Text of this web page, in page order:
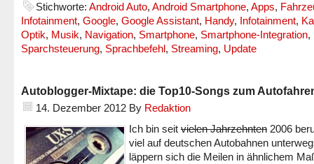
Stichworte: Android Auto, Android Smartphone, Apps,
Infotainment, Google, Google Assistant, Handy, Infotainment,
Optik, Musik, Navigation, Smartphone, Smartphone-Integration,
Sparchsteuerung, Sprachbefehl, Streaming, Update
Autoblogger-Mixtape: die Top10-Songs zum
14. Dezember 2012 By Redaktion
Ich bin seit vielen Jahrzehnten 2006
viel auf deutschen Autobahnen
läppern sich die Meilen in ähnlichem